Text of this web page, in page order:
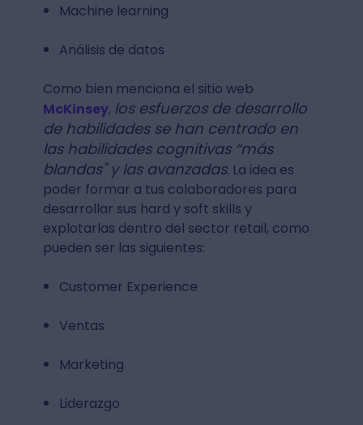
Machine learning
Análisis de datos
Como bien menciona el sitio web
McKinsey, los esfuerzos de desarrollo
de habilidades se han centrado en
las habilidades cognitivas “más
blandas" y las avanzadas. La idea es
poder formar a tus colaboradores para
desarrollar sus hard y soft skills y
explotarlas dentro del sector retail, como
pueden ser las siguientes:
Customer Experience
Ventas
Marketing
Liderazgo